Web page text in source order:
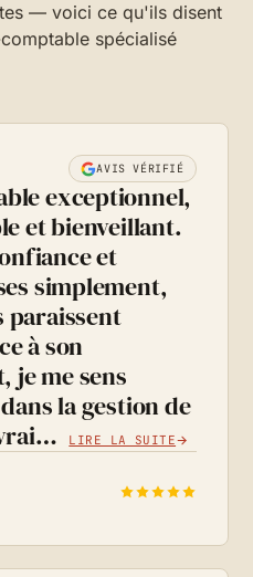
— voici ce qu'ils disent
spécialisé
AVIS VÉRIFIÉ
exceptionnel,
et bienveillant.
et
simplement,
paraissent
à son
je me sens
la gestion de
LIRE LA SUITE